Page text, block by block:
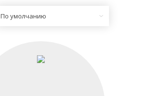
По умолчанию